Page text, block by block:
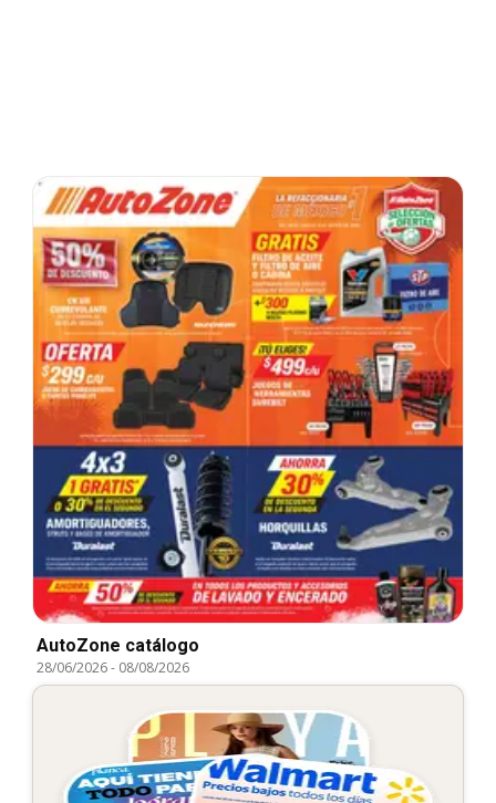
AutoZone catálogo
28/06/2026- 08/08/2026